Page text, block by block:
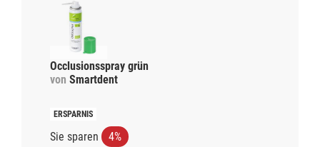
Occlusionsspray grün
von Smartdent
Sie sparen 4%